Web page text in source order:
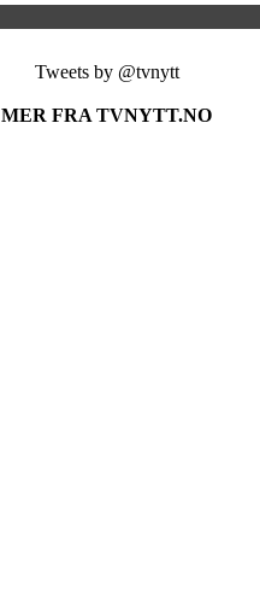
Tweets by @tvnytt
MER FRA TVNYTT.NO